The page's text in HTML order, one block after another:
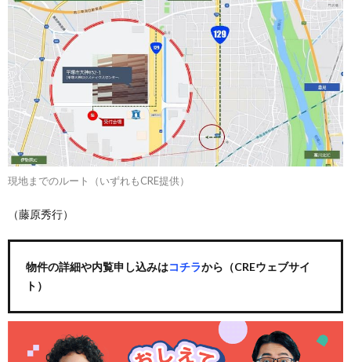
現地までのルート（いずれもCRE提供）
（藤原秀行）
物件の詳細や内覧申し込みはコチラから（CREウェブサイ
ト）